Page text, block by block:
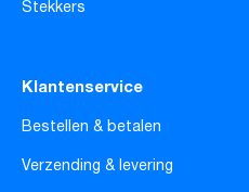
Stekkers
Klantenservice
Bestellen & betalen
Verzending & levering